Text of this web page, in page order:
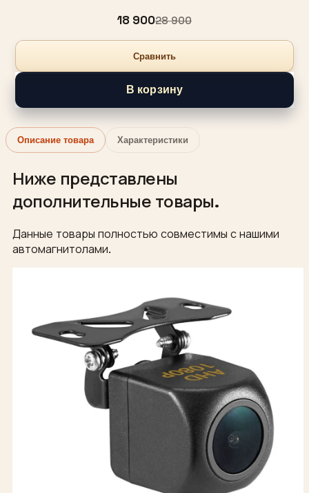
18 90028 900
Сравнить
В корзину
Описание товара Характеристики
Ниже представлены
дополнительные товары.
Данные товары полностью совместимы с нашими
автомагнитолами.